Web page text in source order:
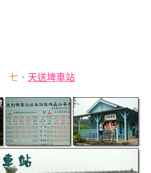
七、 天送埤車站